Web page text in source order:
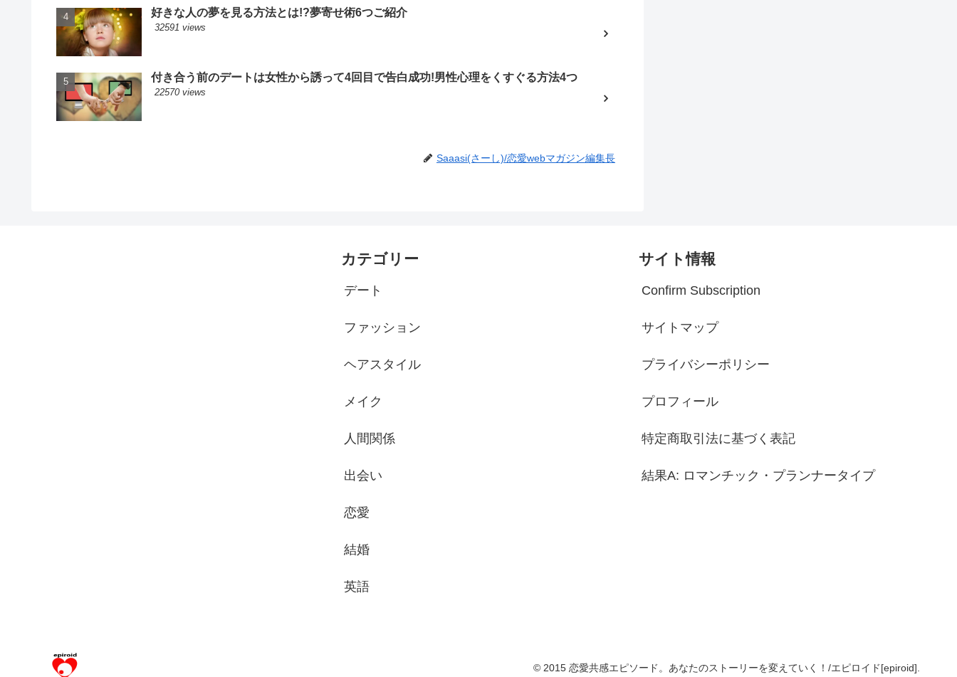
好きな人の夢を見る方法とは!?夢寄せ術6つご紹介
32591 views
付き合う前のデートは女性から誘って4回目で告白成功!男性心理をくすぐる方法4つ
22570 views
Saaasi(さーし)/恋愛webマガジン編集長
カテゴリー
デート
ファッション
ヘアスタイル
メイク
人間関係
出会い
恋愛
結婚
英語
サイト情報
Confirm Subscription
サイトマップ
プライバシーポリシー
プロフィール
特定商取引法に基づく表記
結果A: ロマンチック・プランナータイプ
© 2015 恋愛共感エピソード。あなたのストーリーを変えていく！/エピロイド[epiroid].